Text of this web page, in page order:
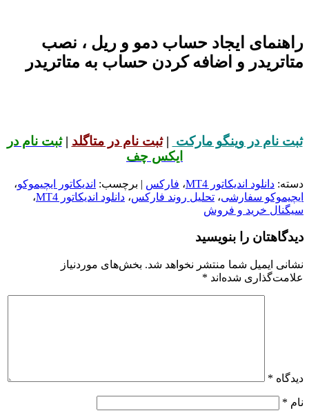
راهنمای ایجاد حساب دمو و ریل ، نصب
متاتریدر و اضافه کردن حساب به متاتریدر
ثبت نام در وینگو مارکت |ثبت نام در متاگلد |ثبت نام در
ایکس چف
دسته: دانلود اندیکاتور MT4 ، فارکس | برچسب: اندیکاتور ایچیموکو،
ایچیموکو سفارشی، تحلیل روند فارکس، دانلود اندیکاتور MT4
،
سیگنال خرید و فروش
دیدگاهتان را بنویسید
نشانی ایمیل شما منتشر نخواهد شد. بخش‌های موردنیاز
علامت‌گذاری شده‌اند *
دیدگاه *
نام *